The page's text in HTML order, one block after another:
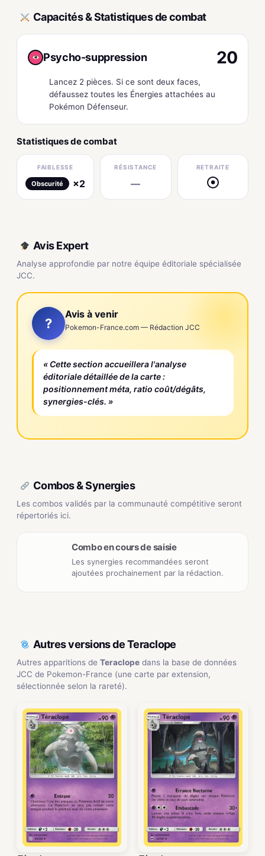
Capacités & Statistiques de combat
Psycho-suppression 20
Lancez 2 pièces. Si ce sont deux faces,
défaussez toutes les Énergies attachées au
Pokémon Défenseur.
Statistiques de combat
FAIBLESSE
Obscurité ×2
RÉSISTANCE
—
RETRAITE
●
Avis Expert
Analyse approfondie par notre équipe éditoriale spécialisée
JCC.
?
Avis à venir
Pokemon-France.com — Rédaction JCC
« Cette section accueillera l'analyse
éditoriale détaillée de la carte :
positionnement méta, ratio coût/dégâts,
synergies-clés. »
Combos & Synergies
Les combos validés par la communauté compétitive seront
répertoriés ici.
Combo en cours de saisie
Les synergies recommandées seront
ajoutées prochainement par la rédaction.
Autres versions de Teraclope
Autres apparitions de Teraclope dans la base de données
JCC de Pokemon-France (une carte par extension,
sélectionnée selon la rareté).